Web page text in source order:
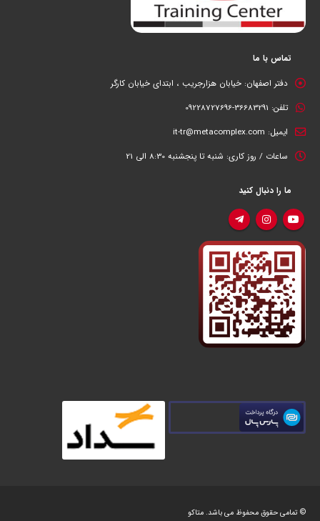
تماس با ما
دفتر اصفهان: خیابان هزارجریب ، ابتدای خیابان کارگر
تلفن: 36683291-09228727696
ایمیل: it-tr@metacomplex.com
ساعات / روز کاری: شنبه تا پنجشنبه 8:30 الی 21
ما را دنبال کنید
© تمامی حقوق محفوظ می باشد. متاکو